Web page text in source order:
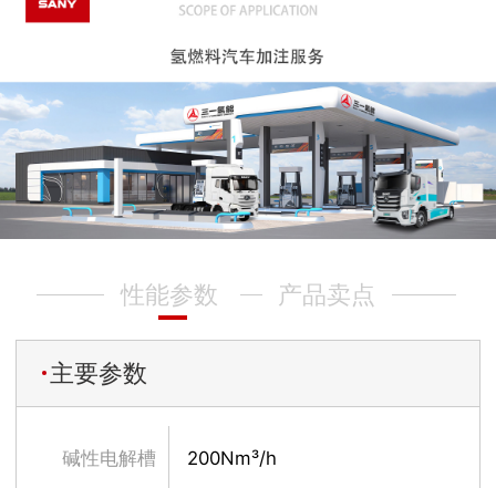
性能参数 产品卖点
主要参数
碱性电解槽 200Nm³/h